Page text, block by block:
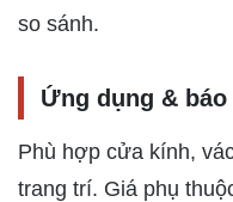
so sánh.
Ứng dụng & báo
Phù hợp cửa kính,
trang trí. Giá phụ